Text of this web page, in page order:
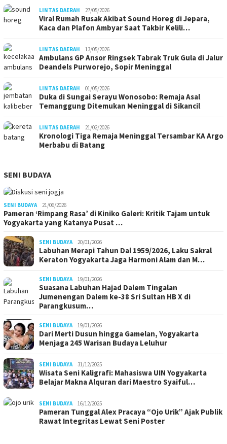
LINTAS DAERAH 27/05/2026
Viral Rumah Rusak Akibat Sound Horeg di Jepara,
Kaca dan Plafon Ambyar Saat Takbir Kelili…
LINTAS DAERAH 13/05/2026
Ambulans GP Ansor Ringsek Tabrak Truk Gula di Jalur
Deandels Purworejo, Sopir Meninggal
LINTAS DAERAH 01/05/2026
Duka di Sungai Serayu Wonosobo: Remaja Asal
Temanggung Ditemukan Meninggal di Sikancil
LINTAS DAERAH 21/02/2026
Kronologi Tiga Remaja Meninggal Tersambar KA Argo
Merbabu di Batang
SENI BUDAYA
SENI BUDAYA 21/06/2026
Pameran ‘Rimpang Rasa’ di Kiniko Galeri: Kritik Tajam untuk
Yogyakarta yang Katanya Pusat …
SENI BUDAYA 20/01/2026
Labuhan Merapi Tahun Dal 1959/2026, Laku Sakral
Keraton Yogyakarta Jaga Harmoni Alam dan M…
SENI BUDAYA 19/01/2026
Suasana Labuhan Hajad Dalem Tingalan
Jumenengan Dalem ke-38 Sri Sultan HB X di
Parangkusum…
SENI BUDAYA 19/01/2026
Dari Merti Dusun hingga Gamelan, Yogyakarta
Menjaga 245 Warisan Budaya Leluhur
SENI BUDAYA 31/12/2025
Wisata Seni Kaligrafi: Mahasiswa UIN Yogyakarta
Belajar Makna Alquran dari Maestro Syaiful…
SENI BUDAYA 16/12/2025
Pameran Tunggal Alex Pracaya “Ojo Urik” Ajak Publik
Rawat Integritas Lewat Seni Poster